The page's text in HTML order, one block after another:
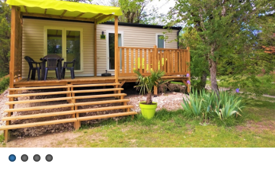
Campingplatz
Vermietungen
Restaurant
Aktivitäten
Special event
Wohnen
Nachricht